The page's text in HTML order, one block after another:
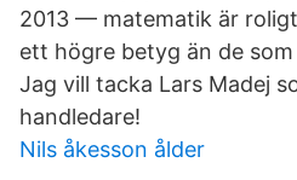
2013 — matematik är
ett högre betyg än de
Jag vill tacka Lars Madej
handledare!
Nils åkesson ålder